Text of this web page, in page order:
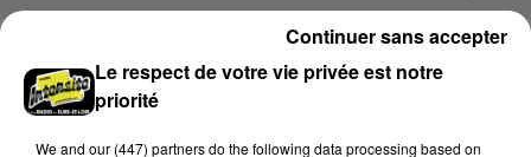
LES EMISSIONS
Le respect de votre vie privée est notre
priorité
We and our (447) partnersdo the following data processing based on
Continuer sans accepter